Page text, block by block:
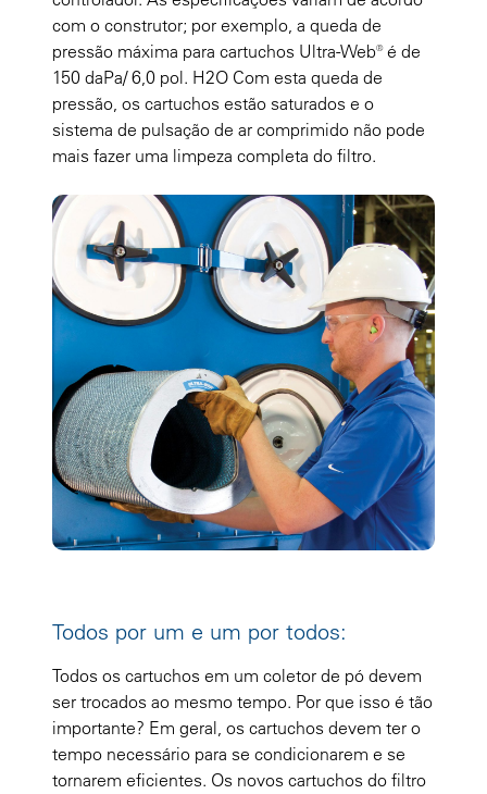
com o construtor; por exemplo, a queda de
pressão máxima para cartuchos Ultra-Web® é de
150 daPa/ 6,0 pol. H2O Com esta queda de
pressão, os cartuchos estão saturados e o
sistema de pulsação de ar comprimido não pode
mais fazer uma limpeza completa do filtro.
Todos por um e um por todos:
Todos os cartuchos em um coletor de pó devem
ser trocados ao mesmo tempo. Por que isso é tão
importante? Em geral, os cartuchos devem ter o
tempo necessário para se condicionarem e se
tornarem eficientes. Os novos cartuchos do filtro